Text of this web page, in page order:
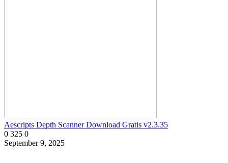
Aescripts Depth Scanner Download Gratis v2.3.35
0 325 0
September 9, 2025